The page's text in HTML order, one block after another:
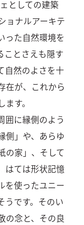
としての建築
ョナルアーキテ
った自然環境を
ことさえも隠す
自然のよさを十
在が、これから
す。
囲に縁側のよう
側」や、あらゆ
の家」、そして
はては形状記憶
を使ったユニー
うです。そのい
の念と、その良